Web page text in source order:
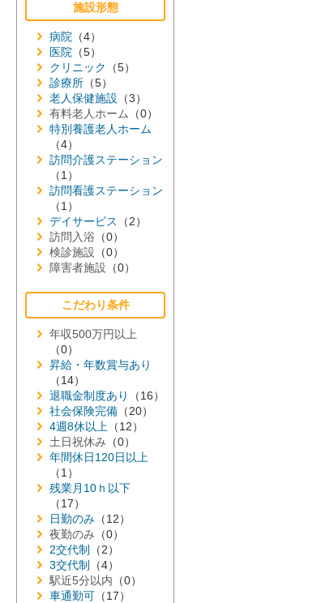
施設形態
病院 （4）
医院 （5）
クリニック
（5）
診療所 （5）
老人保健施設 （3）
有料老人ホーム
（0）
特別養護老人ホーム
（4）
訪問介護ステーション
（1）
訪問看護ステーション
（1）
デイサービス
（2）
訪問入浴 （0）
検診施設 （0）
障害者施設 （0）
こだわり条件
年収500万円以上
（0）
昇給・年数賞与あり
（14）
退職金制度あり
（16）
社会保険完備 （20）
4週8休以上 （12）
土日祝休み （0）
年間休日120日以上
（1）
残業月10ｈ以下
（17）
日勤のみ （12）
夜勤のみ （0）
2交代制
（2）
3交代制
（4）
駅近5分以内 （0）
車通勤可 （17）